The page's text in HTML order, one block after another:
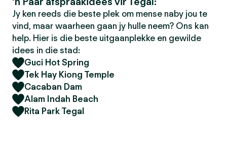
Jy ken reeds die beste plek om mense naby jou te
vind, maar waarheen gaan jy hulle neem? Ons kan
help. Hier is die beste uitgaanplekke en gewilde
idees in die stad:
Guci Hot Spring
Tek Hay Kiong Temple
Cacaban Dam
Alam Indah Beach
Rita Park Tegal